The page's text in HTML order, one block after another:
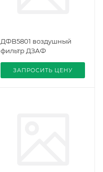
ДФB5801 воздушный
фильтр ДЗАФ
ЗАПРОСИТЬ ЦЕНУ